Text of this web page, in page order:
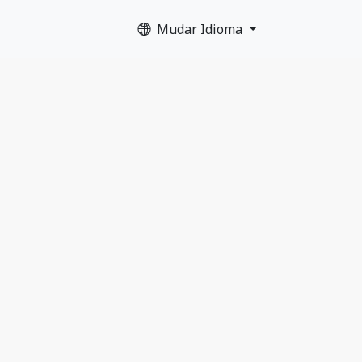
Mudar Idioma